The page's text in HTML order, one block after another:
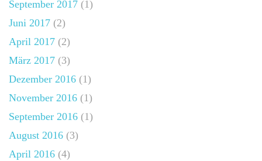
September 2017 (1)
Juni 2017 (2)
April 2017 (2)
März 2017 (3)
Dezember 2016 (1)
November 2016 (1)
September 2016 (1)
August 2016 (3)
April 2016 (4)